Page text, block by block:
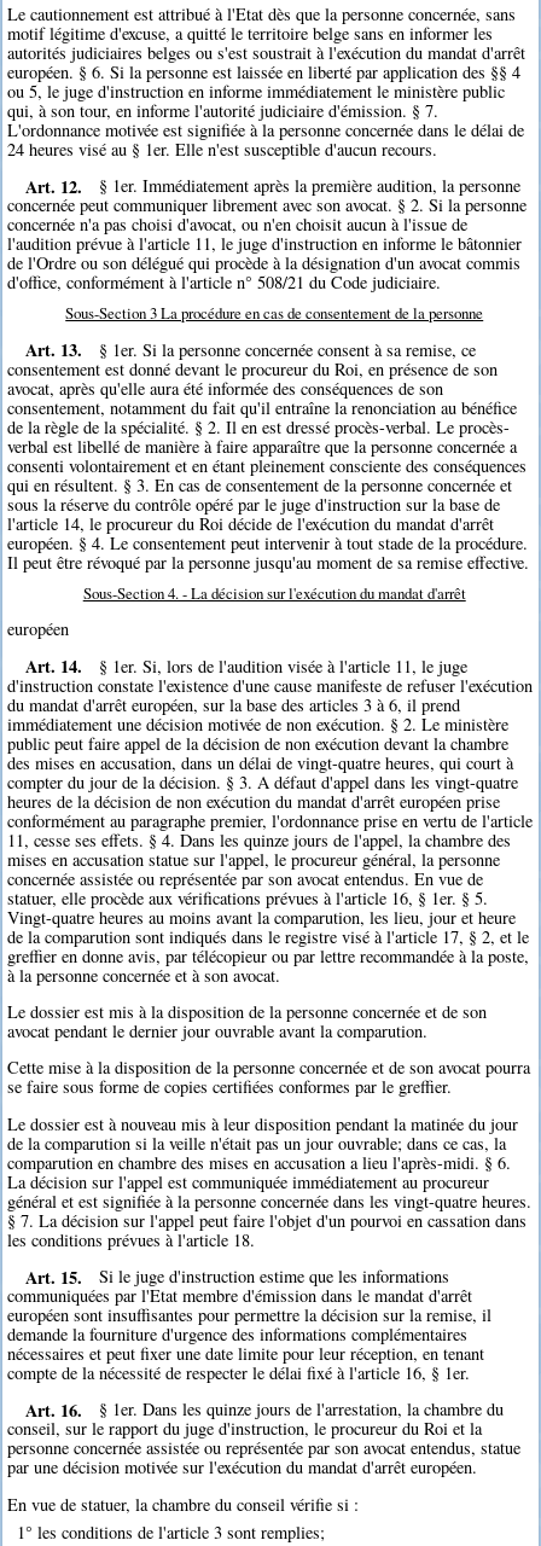
Le cautionnement est attribué à l'Etat dès que la personne concernée, sans
motif légitime d'excuse, a quitté le territoire belge sans en informer les
autorités judiciaires belges ou s'est soustrait à l'exécution du mandat d'arrêt
européen. § 6. Si la personne est laissée en liberté par application des §§ 4
ou 5, le juge d'instruction en informe immédiatement le ministère public
qui, à son tour, en informe l'autorité judiciaire d'émission. § 7.
L'ordonnance motivée est signifiée à la personne concernée dans le délai de
24 heures visé au § 1er. Elle n'est susceptible d'aucun recours.
Art. 12.
§ 1er. Immédiatement après la première audition, la personne
concernée peut communiquer librement avec son avocat. § 2. Si la personne
concernée n'a pas choisi d'avocat, ou n'en choisit aucun à l'issue de
l'audition prévue à l'article 11, le juge d'instruction en informe le bâtonnier
de l'Ordre ou son délégué qui procède à la désignation d'un avocat commis
d'office, conformément à l'article n° 508/21 du Code judiciaire.
Sous-Section 3 La procédure en cas de consentement de la personne
Art. 13.
§ 1er. Si la personne concernée consent à sa remise, ce
consentement est donné devant le procureur du Roi, en présence de son
avocat, après qu'elle aura été informée des conséquences de son
consentement, notamment du fait qu'il entraîne la renonciation au bénéfice
de la règle de la spécialité. § 2. Il en est dressé procès-verbal. Le procès-
verbal est libellé de manière à faire apparaître que la personne concernée a
consenti volontairement et en étant pleinement consciente des conséquences
qui en résultent. § 3. En cas de consentement de la personne concernée et
sous la réserve du contrôle opéré par le juge d'instruction sur la base de
l'article 14, le procureur du Roi décide de l'exécution du mandat d'arrêt
européen. § 4. Le consentement peut intervenir à tout stade de la procédure.
Il peut être révoqué par la personne jusqu'au moment de sa remise effective.
Sous-Section 4. - La décision sur l'exécution du mandat d'arrêt
européen
Art. 14.
§ 1er. Si, lors de l'audition visée à l'article 11, le juge
d'instruction constate l'existence d'une cause manifeste de refuser l'exécution
du mandat d'arrêt européen, sur la base des articles 3 à 6, il prend
immédiatement une décision motivée de non exécution. § 2. Le ministère
public peut faire appel de la décision de non exécution devant la chambre
des mises en accusation, dans un délai de vingt-quatre heures, qui court à
compter du jour de la décision. § 3. A défaut d'appel dans les vingt-quatre
heures de la décision de non exécution du mandat d'arrêt européen prise
conformément au paragraphe premier, l'ordonnance prise en vertu de l'article
11, cesse ses effets. § 4. Dans les quinze jours de l'appel, la chambre des
mises en accusation statue sur l'appel, le procureur général, la personne
concernée assistée ou représentée par son avocat entendus. En vue de
statuer, elle procède aux vérifications prévues à l'article 16, § 1er. § 5.
Vingt-quatre heures au moins avant la comparution, les lieu, jour et heure
de la comparution sont indiqués dans le registre visé à l'article 17, § 2, et le
greffier en donne avis, par télécopieur ou par lettre recommandée à la poste,
à la personne concernée et à son avocat.
Le dossier est mis à la disposition de la personne concernée et de son
avocat pendant le dernier jour ouvrable avant la comparution.
Cette mise à la disposition de la personne concernée et de son avocat pourra
se faire sous forme de copies certifiées conformes par le greffier.
Le dossier est à nouveau mis à leur disposition pendant la matinée du jour
de la comparution si la veille n'était pas un jour ouvrable; dans ce cas, la
comparution en chambre des mises en accusation a lieu l'après-midi. § 6.
La décision sur l'appel est communiquée immédiatement au procureur
général et est signifiée à la personne concernée dans les vingt-quatre heures.
§ 7. La décision sur l'appel peut faire l'objet d'un pourvoi en cassation dans
les conditions prévues à l'article 18.
Art. 15.
Si le juge d'instruction estime que les informations
communiquées par l'Etat membre d'émission dans le mandat d'arrêt
européen sont insuffisantes pour permettre la décision sur la remise, il
demande la fourniture d'urgence des informations complémentaires
nécessaires et peut fixer une date limite pour leur réception, en tenant
compte de la nécessité de respecter le délai fixé à l'article 16, § 1er.
Art. 16.
§ 1er. Dans les quinze jours de l'arrestation, la chambre du
conseil, sur le rapport du juge d'instruction, le procureur du Roi et la
personne concernée assistée ou représentée par son avocat entendus, statue
par une décision motivée sur l'exécution du mandat d'arrêt européen.
En vue de statuer, la chambre du conseil vérifie si :
1° les conditions de l'article 3 sont remplies;